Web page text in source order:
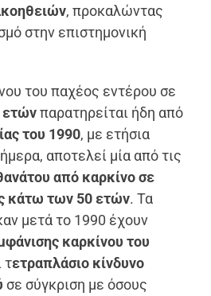
, προκαλώντας
στην επιστημονική
του παχέος εντέρου σε
ετώνπαρατηρείται ήδη από
του 1990, με ετήσια
αποτελεί μία από τις
από καρκίνο σε
κάτω των 50 ετών. Τα
μετά το 1990 έχουν
καρκίνου του
τετραπλάσιο κίνδυνο
σε σύγκριση με όσους